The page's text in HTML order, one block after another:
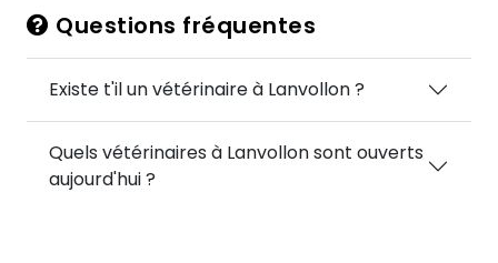
Questions fréquentes
Existe t'il un vétérinaire à Lanvollon ?
Quels vétérinaires à Lanvollon sont ouverts
aujourd'hui ?